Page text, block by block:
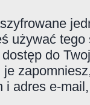
używać
do
je
adres e-